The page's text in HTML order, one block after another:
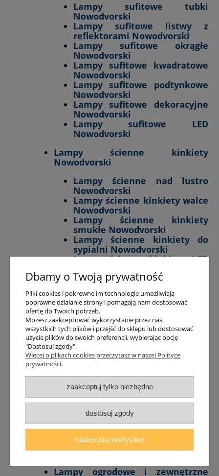
Lampy sufitowe tubki
Nowodvorski
Lampy sufitowe listwy z
reflektorami Nowodvorski
Lampy sufitowe okrągłe
Nowodvorski
Lampy sufitowe kwadratowe
Nowodvorski
Lampy sufitowe podtynkowe
Nowodvorski
Lampy sufitowe dekoracyjne
Nowodvorski
Lampy sufitowe LED
Nowodvorski
Lampy ścienne kinkiety
Nowodvorski
Lampy ścienne nad lustro
Nowodvorski
Lampy ścienne kinkiety walce
Nowodvorski
Lampy ścienne kinkiety
smukłe Nowodvorski
Lampy ścienne kinkiety do
sypialni Nowodvorski
Lampy ścienne kinkiety LED
Lampy ścienne kinkiety
prostokątne Nowodvorski
Lampy ścienne kinkiety
okrągłe Nowodvorski
Lampy łazienkowe Nowodvorski
Lampy łazienkowe nad lustro
Nowodvorski
okrągłego lustra Nowodvorski
Lampy łazienkowe sufitowe
okrągłe Nowodvorski
Lampy łazienkowe sufitowe
kwadratowe Nowodvorski
Lampy łazienkowe
Lampy łazienkowe tuby
Nowodvorski
Lampy ogrodowe i zewnętrzne
Dbamy o Twoją prywatność
Pliki cookies i pokrewne im technologie umożliwiają
poprawne działanie strony i pomagają nam dostosować
ofertę do Twoich potrzeb.
Możesz zaakceptować wykorzystanie przez nas
wszystkich tych plików i przejść do sklepu lub dostosować
użycie plików do swoich preferencji, wybierając opcję
"Dostosuj zgody".
Więcej o plikach cookies przeczytasz w naszej Polityce
prywatności.
zaakceptuj tylko niezbędne
dostosuj zgody
zaakceptuj wszystkie